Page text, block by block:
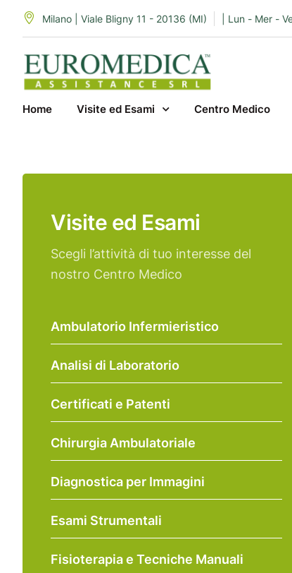
Milano | Viale Bligny 11 - 20136 (MI) | Lun - Mer -
Home Visite ed Esami Centro Medico
Visite ed Esami
Scegli l’attività di tuo interesse del
nostro Centro Medico
Ambulatorio Infermieristico
Analisi di Laboratorio
Certificati e Patenti
Chirurgia Ambulatoriale
Diagnostica per Immagini
Esami Strumentali
Fisioterapia e Tecniche Manuali